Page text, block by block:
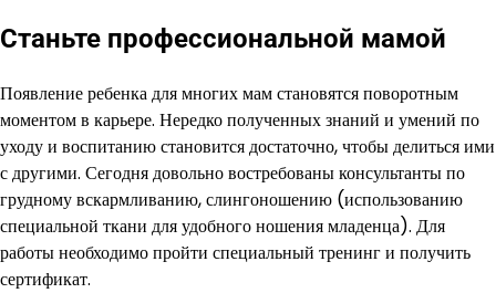
Станьте профессиональной мамой
Появление ребенка для многих мам становятся поворотным
моментом в карьере. Нередко полученных знаний и умений по
уходу и воспитанию становится достаточно, чтобы делиться ими
с другими. Сегодня довольно востребованы консультанты по
грудному вскармливанию, слингоношению (использованию
специальной ткани для удобного ношения младенца). Для
работы необходимо пройти специальный тренинг и получить
сертификат.